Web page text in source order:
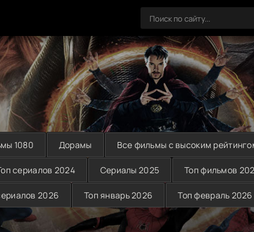
1080 Дорамы Все фильмы с высоким
сериалов 2024 Сериалы 2025 Топ фильмов
2026 Топ январь 2026 Топ февраль 2026